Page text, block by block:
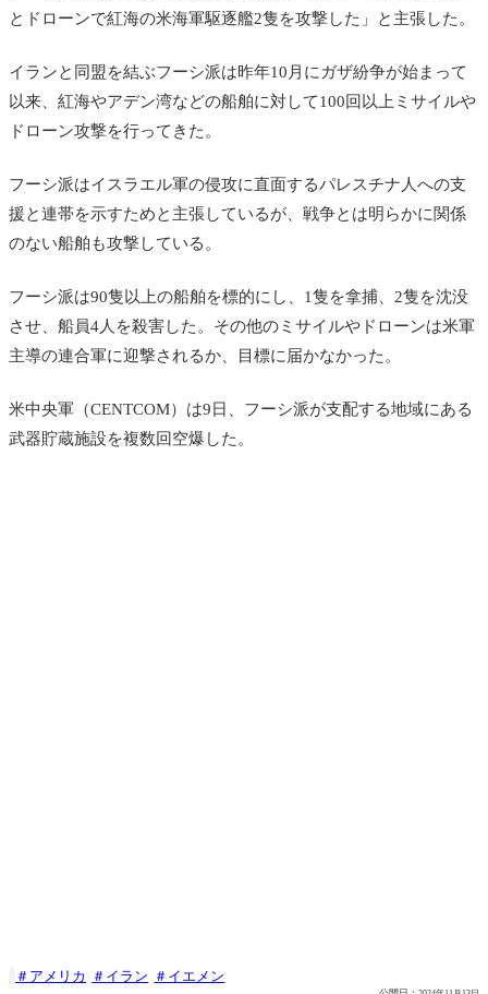
とドローンで紅海の米海軍駆逐艦2隻を攻撃した」と主張した。
イランと同盟を結ぶフーシ派は昨年10月にガザ紛争が始まって
以来、紅海やアデン湾などの船舶に対して100回以上ミサイルや
ドローン攻撃を行ってきた。
フーシ派はイスラエル軍の侵攻に直面するパレスチナ人への支
援と連帯を示すためと主張しているが、戦争とは明らかに関係
のない船舶も攻撃している。
フーシ派は90隻以上の船舶を標的にし、1隻を拿捕、2隻を沈没
させ、船員4人を殺害した。その他のミサイルやドローンは米軍
主導の連合軍に迎撃されるか、目標に届かなかった。
米中央軍（CENTCOM）は9日、フーシ派が支配する地域にある
武器貯蔵施設を複数回空爆した。
アメリカ イラン イエメン